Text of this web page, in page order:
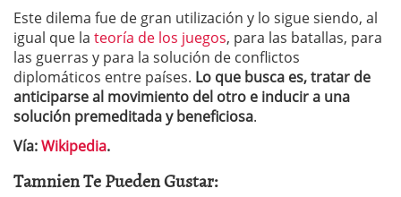
Este dilema fue de gran utilización y lo sigue siendo, al
igual que la teoría de los juegos, para las batallas, para
las guerras y para la solución de conflictos
diplomáticos entre países. Lo que busca es, tratar de
anticiparse al movimiento del otro e inducir a una
solución premeditada y beneficiosa.
Vía:Wikipedia.
Tamnien Te Pueden Gustar: